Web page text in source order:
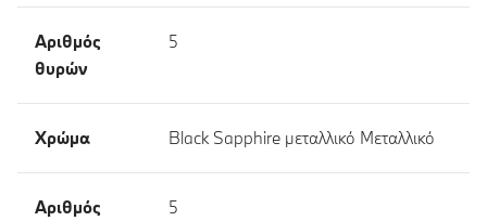
Αριθμός
θυρών
5
Χρώμα Black Sapphire μεταλλικό Μεταλλικό
Αριθμός
5